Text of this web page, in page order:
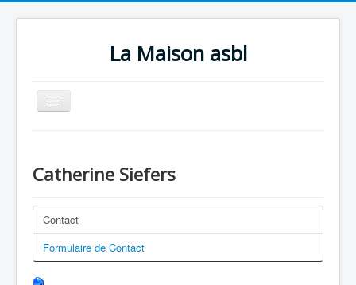
La Maison asbl
Basculer
la
Qui sommes-nous ?
Infos pratiques
Contact
Catherine Siefers
Contact
Formulaire de Contact